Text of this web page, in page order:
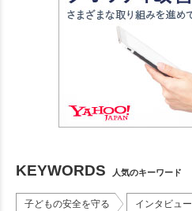
KEYWORDS 人気のキーワード
子どもの安全を守る インタビュー